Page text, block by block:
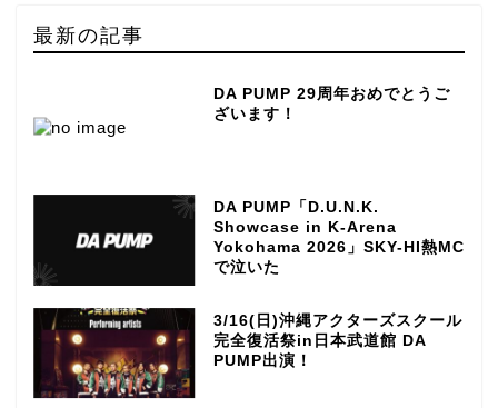
最新の記事
DA PUMP 29周年おめでとうご
ざいます！
DA PUMP「D.U.N.K.
Showcase in K-Arena
Yokohama 2026」SKY-HI熱MC
で泣いた
3/16(日)沖縄アクターズスクール
完全復活祭in日本武道館 DA
PUMP出演！